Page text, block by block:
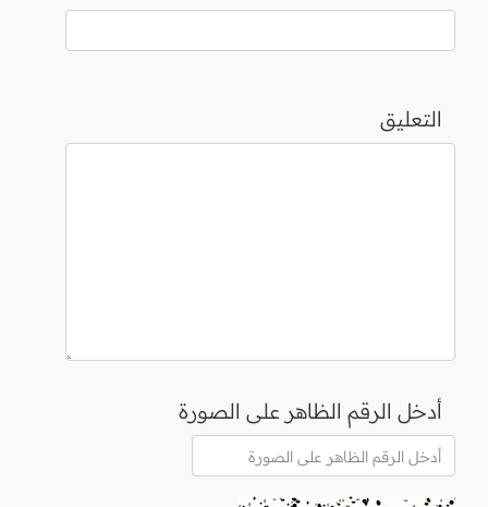
التعليق
أدخل الرقم الظاهر على الصورة